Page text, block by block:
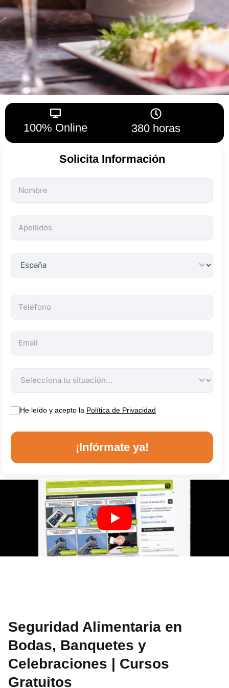
100% Online 380 horas
Solicita Información
Todos
los
son
obligatorios.
He leído y acepto la Política de Privacidad
¡Infórmate ya!
Seguridad Alimentaria en
Bodas, Banquetes y
Celebraciones | Cursos
Gratuitos